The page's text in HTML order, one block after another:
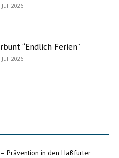
Juli 2026
“Endlich Ferien”
Juli 2026
– Prävention in den Haßfurter